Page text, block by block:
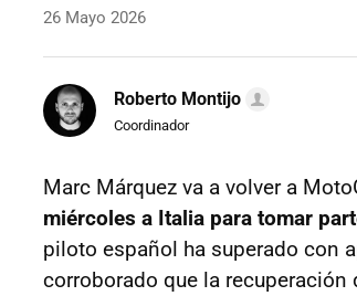
26 Mayo 2026
Roberto Montijo
Coordinador
Marc Márquez va a volver a
miércoles a Italia para tomar
piloto español ha superado con
corroborado que la